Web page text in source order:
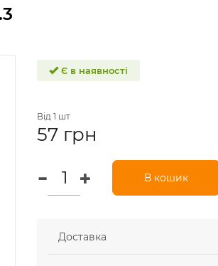
Є в наявності
Від 1 шт
57 грн
В кошик
Доставка